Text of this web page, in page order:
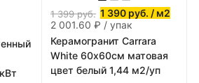
1 399руб. 1 390 руб. / м2
2 001.60 ₽ / упак
Керамогранит Carrara
White 60х60см матовая
цвет белый 1,44 м2/уп